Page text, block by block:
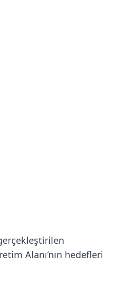
gerçekleştirilen
Alanı’nın hedefleri